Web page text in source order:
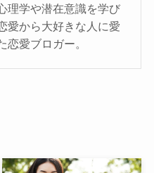
理学や潜在意識を学び
愛から大好きな人に愛
恋愛ブロガー。